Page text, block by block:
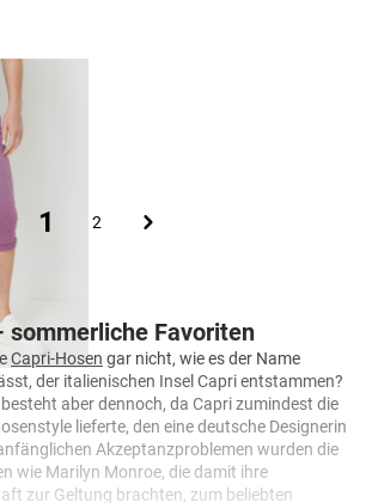
Sie lesen gerade die Seite
1 Seite
2 Seite
sommerliche Favoriten
Capri-Hosen gar nicht, wie es der Name
der italienischen Insel Capri entstammen?
aber dennoch, da Capri zumindest die
lieferte, den eine deutsche Designerin
Akzeptanzproblemen wurden die
wie Marilyn Monroe, die damit ihre
zur Geltung brachten, zum beliebten